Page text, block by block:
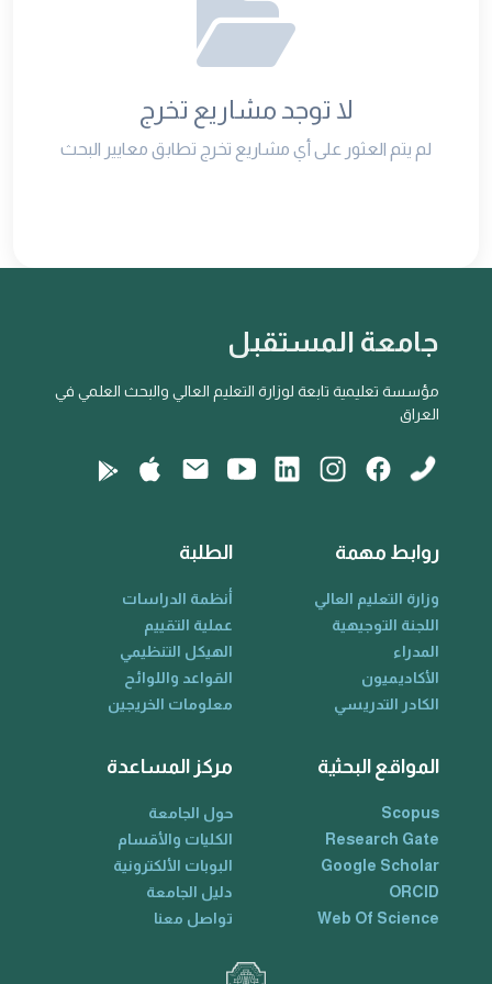
لا توجد مشاريع تخرج
لم يتم العثور على أي مشاريع تخرج تطابق معايير البحث
جامعة المستقبل
مؤسسة تعليمية تابعة لوزارة التعليم العالي والبحث العلمي في
العراق
روابط مهمة
وزارة التعليم العالي
اللجنة التوجيهية
المدراء
الأكاديميون
الكادر التدريسي
الطلبة
أنظمة الدراسات
عملية التقييم
الهيكل التنظيمي
القواعد واللوائح
معلومات الخريجين
المواقع البحثية
Scopus
Research Gate
Google Scholar
ORCID
Web Of Science
مركز المساعدة
حول الجامعة
الكليات والأقسام
البوبات الألكترونية
دليل الجامعة
تواصل معنا